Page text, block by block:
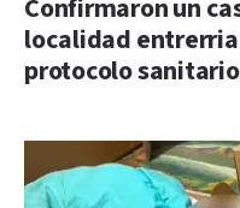
Confirmaron un
localidad
protocolo sanitario